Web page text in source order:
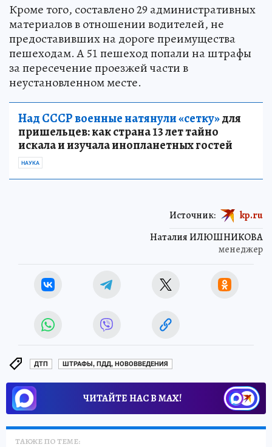
Кроме того, составлено 29 административных
материалов в отношении водителей, не
предоставивших на дороге преимущества
пешеходам. А 51 пешеход попали на штрафы
за пересечение проезжей части в
неустановленном месте.
Над СССР военные натянули «сетку»для
пришельцев: как страна 13 лет тайно
искала и изучала инопланетных гостей
НАУКА
Наталия ИЛЮШНИКОВА
менеджер
Источник: kp.ru
ДТП ШТРАФЫ, ПДД, НОВОВВЕДЕНИЯ
ЧИТАЙТЕ НАС В МАХ!
ТАКЖЕ ПО ТЕМЕ: